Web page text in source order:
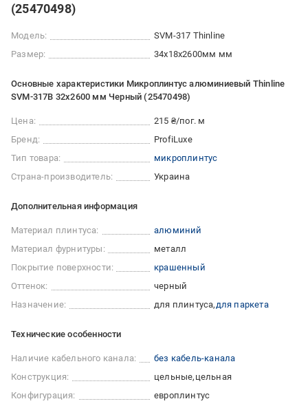
(25470498)
Модель:
SVM-317 Thinline
Размер:
34x18x2600мм мм
Основные характеристики Микроплинтус алюминиевый Thinline
SVM-317B 32x2600 мм Черный (25470498)
Цена:
215 ₴/пог. м
Бренд:
ProfiLuxe
Тип товара:
микроплинтус
Страна-производитель:
Украина
Дополнительная информация
Материал плинтуса:
алюминий
Материал фурнитуры:
металл
Покрытие поверхности:
крашенный
Оттенок:
черный
Назначение:
для плинтуса для паркета
Технические особенности
Наличие кабельного канала:
без кабель-канала
Конструкция:
цельные цельная
Конфигурация:
европлинтус